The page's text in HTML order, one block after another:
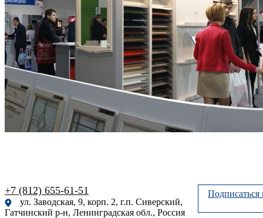
+7 (812) 655-61-51
ул. Заводская, 9, корп. 2, г.п. Сиверский,
Гатчинский р-н, Ленинградская обл., Россия
Подписаться